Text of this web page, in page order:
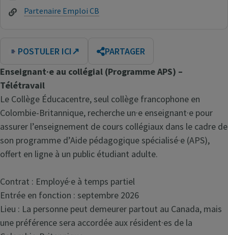
Partenaire Emploi CB
POSTULER ICI↗
PARTAGER
Enseignant·e au collégial (Programme APS) –
Télétravail
Le Collège Éducacentre, seul collège francophone en
Colombie-Britannique, recherche un·e enseignant·e pour
assurer l’enseignement de cours collégiaux dans le cadre de
son programme d’Aide pédagogique spécialisé·e (APS),
offert en ligne à un public étudiant adulte.
Contrat : Employé·e à temps partiel
Entrée en fonction : septembre 2026
Lieu : La personne peut demeurer partout au Canada, mais
une préférence sera accordée aux résident·es de la